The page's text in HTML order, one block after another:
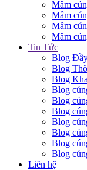
Mâm
Mâm
Mâm
Mâm
Tin Tức
Blog
Blog
Blog
Blog
Blog
Blog
Blog
Blog
Blog
Blog
Liên hệ